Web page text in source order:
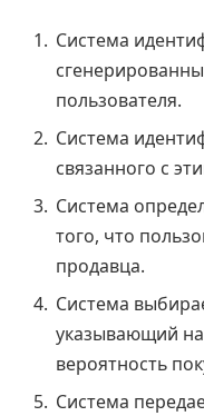
Система
пользователя.
Система
связанного с
Система
того, что
продавца.
Система
указывающий
вероятность
Система